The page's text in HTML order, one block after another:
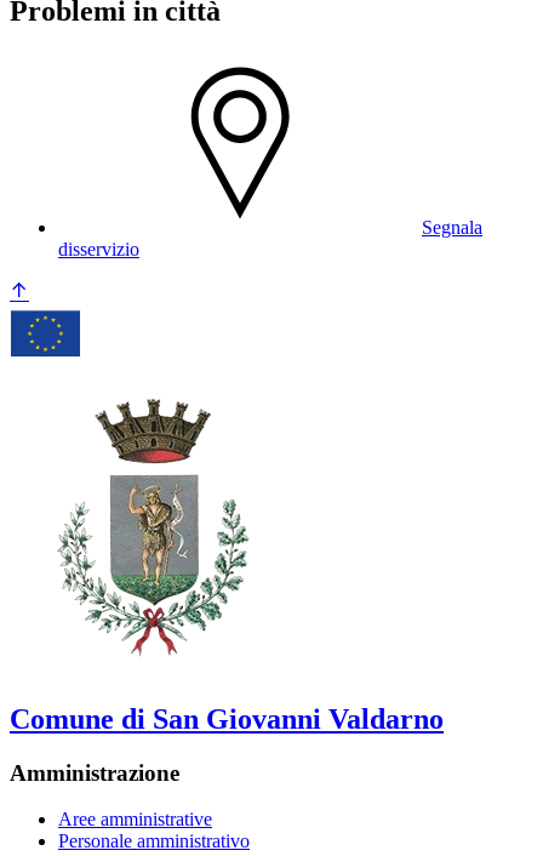
Problemi in città
Segnala
disservizio
Comune di San Giovanni Valdarno
Amministrazione
Aree amministrative
Personale amministrativo